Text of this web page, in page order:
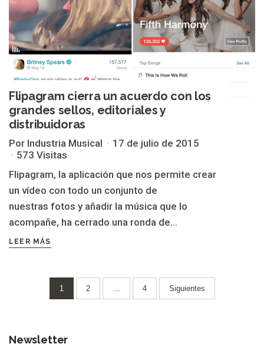
Flipagram cierra un acuerdo con los
grandes sellos, editoriales y
distribuidoras
Por Industria Musical
17 de julio de 2015
573 Visitas
Flipagram, la aplicación que nos permite crear
un vídeo con todo un conjunto de
nuestras fotos y añadir la música que lo
acompañe, ha cerrado una ronda de...
LEER MÁS
Paginación
entradas
1 2 … 4 Siguientes
Newsletter